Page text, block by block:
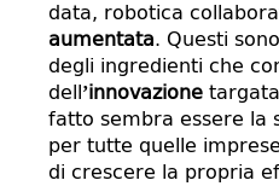
data, robotica
aumentata. Questi
degli ingredienti che
dell’innovazione
fatto sembra essere la
per tutte quelle
di crescere la propria